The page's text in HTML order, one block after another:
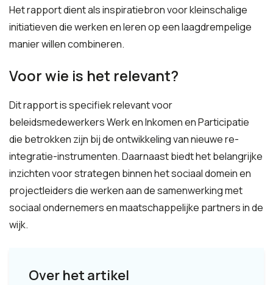
Het rapport dient als inspiratiebron voor kleinschalige
initiatieven die werken en leren op een laagdrempelige
manier willen combineren.
Voor wie is het relevant?
Dit rapport is specifiek relevant voor
beleidsmedewerkers Werk en Inkomen en Participatie
die betrokken zijn bij de ontwikkeling van nieuwe re-
integratie-instrumenten. Daarnaast biedt het belangrijke
inzichten voor strategen binnen het sociaal domein en
projectleiders die werken aan de samenwerking met
sociaal ondernemers en maatschappelijke partners in de
wijk.
Over het artikel